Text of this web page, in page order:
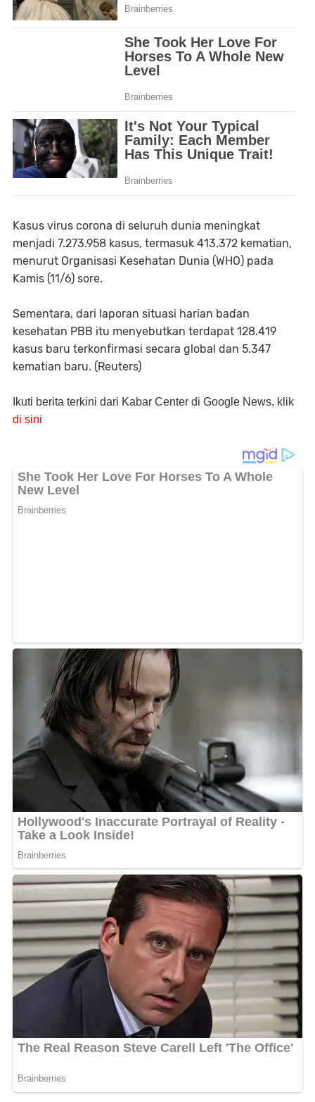
Kasus virus corona di seluruh dunia meningkat
menjadi 7.273.958 kasus, termasuk 413.372 kematian,
menurut Organisasi Kesehatan Dunia (WHO) pada
Kamis (11/6) sore.
Sementara, dari laporan situasi harian badan
kesehatan PBB itu menyebutkan terdapat 128.419
kasus baru terkonfirmasi secara global dan 5.347
kematian baru. (Reuters)
Ikuti berita terkini dari Kabar Center di Google News, klik
di sini